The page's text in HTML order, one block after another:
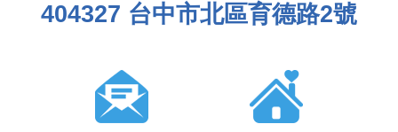
404327 台中市北區育德路2號